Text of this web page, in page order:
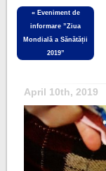
« Eveniment de
informare ”Ziua
Mondială a Sănătății
2019”
April 10th, 2019